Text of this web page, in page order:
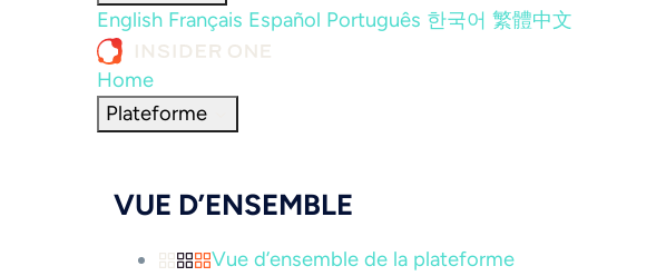
English Français Español Português 한국어 繁體中文
Home
Plateforme
VUE D’ENSEMBLE
Vue d’ensemble de la plateforme